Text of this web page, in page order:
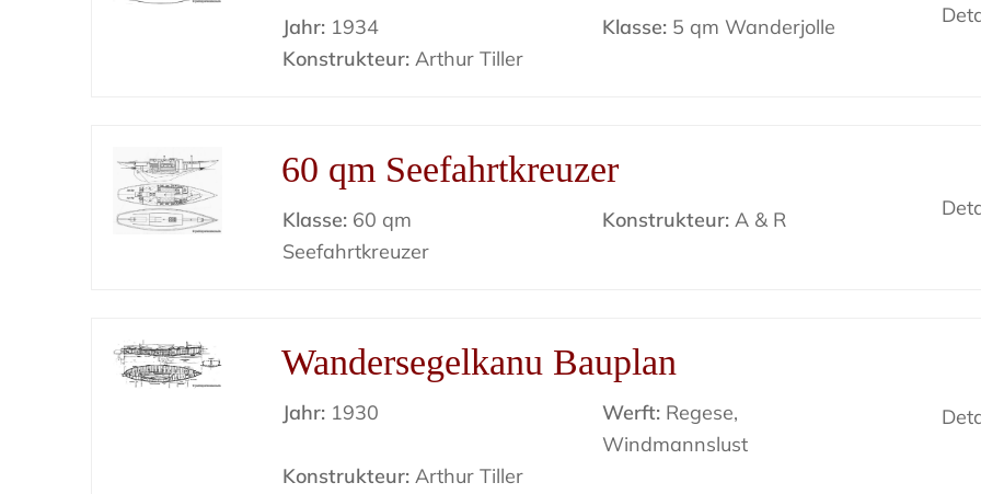
Jahr: 1934 Klasse:5 qm Wanderjolle
Konstrukteur: Arthur Tiller
60 qm Seefahrtkreuzer
Klasse: 60 qm
Seefahrtkreuzer
Konstrukteur:A & R
Wandersegelkanu Bauplan
Jahr: 1930 Werft:Regese,
Windmannslust
Konstrukteur: Arthur Tiller